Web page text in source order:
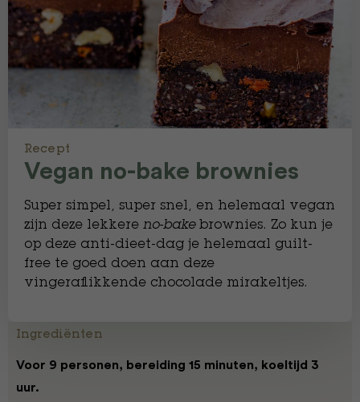
Recept
Vegan no-bake brownies
Super simpel, super snel, en helemaal vegan
zijn deze lekkere no-bakebrownies. Zo kun je
op deze anti-dieet-dag je helemaal guilt-
free te goed doen aan deze
vingeraflikkende chocolade mirakeltjes.
Ingrediënten
Voor 9 personen, bereiding 15 minuten, koeltijd 3
uur.